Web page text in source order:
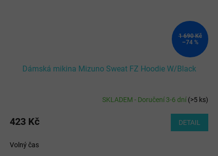
1 690 Kč
–74 %
Dámská mikina Mizuno Sweat FZ Hoodie W/Black
SKLADEM - Doručení 3-6 dní(>5 ks)
423 Kč DETAIL
Volný čas